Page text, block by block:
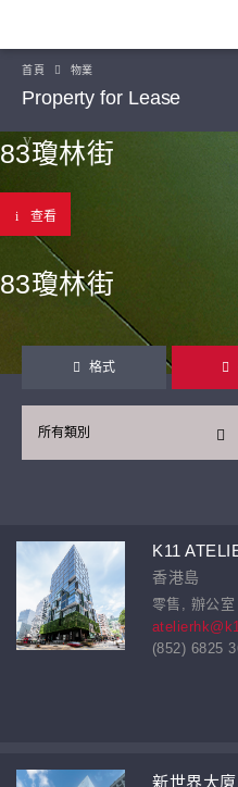
首頁 物業
Property for Lease
83瓊林街
查看
83瓊林街
格式
所有類別
K11
香港島
零售, 辦公室
(852) 6825
新世界大廈